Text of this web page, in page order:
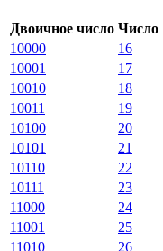
Двоичное число Число
10000
16
10001
17
10010
18
10011
19
10100
20
10101
21
10110
22
10111
23
11000
24
11001
25
11010
26